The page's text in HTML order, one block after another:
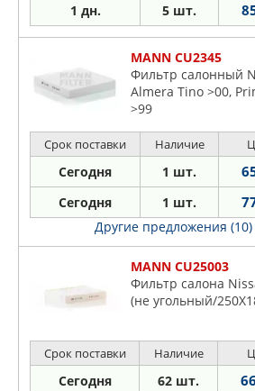
1 дн. 5 шт.
MANN CU2345
Фильтр салонный
Almera Tino >00,
>99
Срок поставки Наличие
Сегодня 1 шт.
Сегодня 1 шт.
Другие предложения (10)
MANN CU25003
Фильтр салона
(не угольный/
Срок поставки Наличие
Сегодня 62 шт.